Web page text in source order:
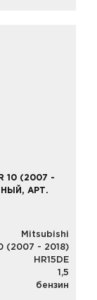
10 (2007 -
АРТ.
Mitsubishi
(2007 - 2018)
HR15DE
1,5
бензин